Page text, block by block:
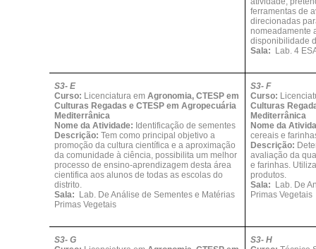
ferramentas de
direcionadas
nomeadamente
disponibilidade
Sala:
Lab. 4
S3- E
Curso: Licenciatura emAgronomia, CTESP em
Culturas Regadas e CTESP em Agropecuária
Mediterrânica
Nome da Atividade: Identificação de sementes
Descrição: Tem como principal objetivo a
promoção da cultura científica e a aproximação
da comunidade à ciência, possibilita um melhor
processo de ensino-aprendizagem desta área
cientifica aos alunos de todas as escolas do
distrito.
Sala:
Lab. De Análise de Sementes e Matérias
Primas Vegetais
S3- F
Curso:
Culturas
Mediterrânica
Nome da
cereais e
Descrição:
avaliação da
e farinhas.
produtos.
Sala:
Lab. De
Primas Vegetais
S3- G
S3- H